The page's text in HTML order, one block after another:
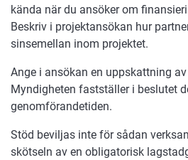
kända när du ansöker om
Beskriv i projektansökan hur
sinsemellan inom projektet.
Ange i ansökan en uppskattning
Myndigheten fastställer i beslutet
genomförandetiden.
Stöd beviljas inte för sådan
skötseln av en obligatorisk